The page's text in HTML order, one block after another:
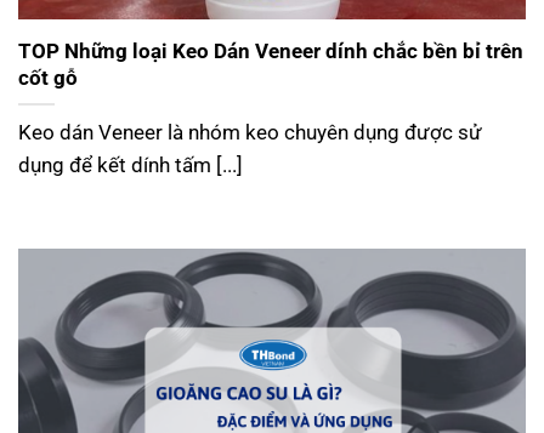
TOP Những loại Keo Dán Veneer dính chắc bền bỉ trên
cốt gỗ
Keo dán Veneer là nhóm keo chuyên dụng được sử
dụng để kết dính tấm [...]